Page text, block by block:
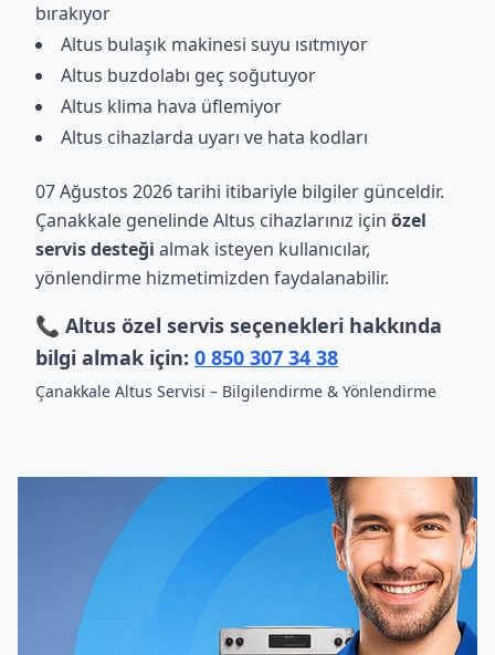
bırakıyor
Altus bulaşık makinesi suyu ısıtmıyor
Altus buzdolabı geç soğutuyor
Altus klima hava üflemiyor
Altus cihazlarda uyarı ve hata kodları
07 Ağustos 2026 tarihi itibariyle bilgiler günceldir.
Çanakkale genelinde Altus cihazlarınız için özel
servis desteği almak isteyen kullanıcılar,
yönlendirme hizmetimizden faydalanabilir.
📞 Altus özel servis seçenekleri hakkında
bilgi almak için: 0 850 307 34 38
Çanakkale Altus Servisi – Bilgilendirme & Yönlendirme